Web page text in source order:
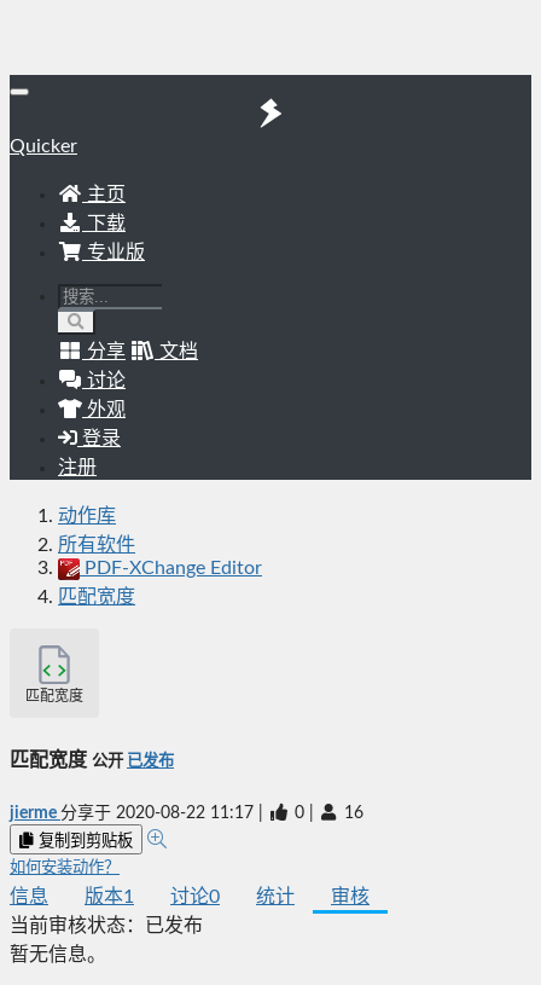
Quicker
主页
下载
专业版
分享
文档
讨论
外观
登录
注册
动作库
所有软件
PDF-XChange Editor
匹配宽度
匹配宽度
匹配宽度 公开 已发布
jierme 分享于 2020-08-22 11:17 0 16
复制到剪贴板
如何安装动作？
信息 版本1 讨论0 统计
审核
当前审核状态：
已发布
暂无信息。